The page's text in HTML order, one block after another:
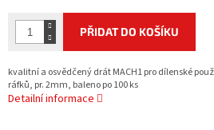
PŘIDAT DO KOŠÍKU
kvalitní a osvědčený drát MACH1 pro dílenské
ráfků, pr. 2mm, baleno po 100 ks
Detailní informace